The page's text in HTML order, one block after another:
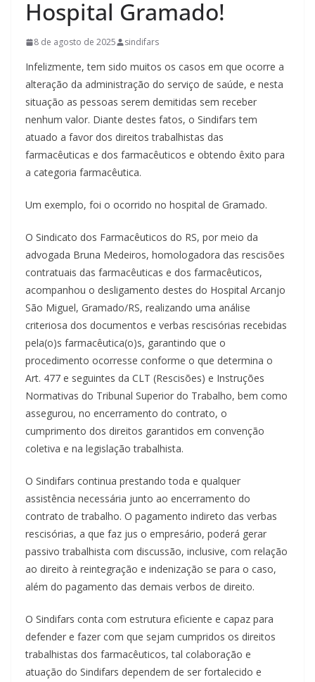
Hospital Gramado!
8 de agosto de 2025 sindifars
Infelizmente, tem sido muitos os casos em que ocorre a
alteração da administração do serviço de saúde, e nesta
situação as pessoas serem demitidas sem receber
nenhum valor. Diante destes fatos, o Sindifars tem
atuado a favor dos direitos trabalhistas das
farmacêuticas e dos farmacêuticos e obtendo êxito para
a categoria farmacêutica.
Um exemplo, foi o ocorrido no hospital de Gramado.
O Sindicato dos Farmacêuticos do RS, por meio da
advogada Bruna Medeiros, homologadora das rescisões
contratuais das farmacêuticas e dos farmacêuticos,
acompanhou o desligamento destes do Hospital Arcanjo
São Miguel, Gramado/RS, realizando uma análise
criteriosa dos documentos e verbas rescisórias recebidas
pela(o)s farmacêutica(o)s, garantindo que o
procedimento ocorresse conforme o que determina o
Art. 477 e seguintes da CLT (Rescisões) e Instruções
Normativas do Tribunal Superior do Trabalho, bem como
assegurou, no encerramento do contrato, o
cumprimento dos direitos garantidos em convenção
coletiva e na legislação trabalhista.
O Sindifars continua prestando toda e qualquer
assistência necessária junto ao encerramento do
contrato de trabalho. O pagamento indireto das verbas
rescisórias, a que faz jus o empresário, poderá gerar
passivo trabalhista com discussão, inclusive, com relação
ao direito à reintegração e indenização se para o caso,
além do pagamento das demais verbos de direito.
O Sindifars conta com estrutura eficiente e capaz para
defender e fazer com que sejam cumpridos os direitos
trabalhistas dos farmacêuticos, tal colaboração e
atuação do Sindifars dependem de ser fortalecido e